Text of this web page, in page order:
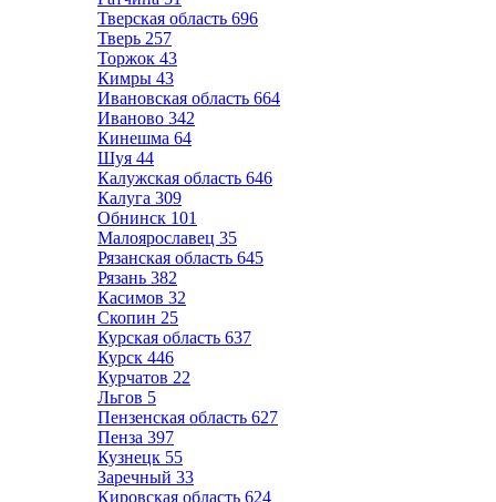
Тверская область 696
Тверь 257
Торжок 43
Кимры 43
Ивановская область 664
Иваново 342
Кинешма 64
Шуя 44
Калужская область 646
Калуга 309
Обнинск 101
Малоярославец 35
Рязанская область 645
Рязань 382
Касимов 32
Скопин 25
Курская область 637
Курск 446
Курчатов 22
Льгов 5
Пензенская область 627
Пенза 397
Кузнецк 55
Заречный 33
Кировская область 624